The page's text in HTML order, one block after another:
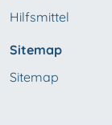
Hilfsmittel
Sitemap
Sitemap